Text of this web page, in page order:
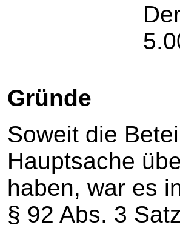
Gründe
Soweit die
Hauptsache
haben, war es
§ 92 Abs. 3